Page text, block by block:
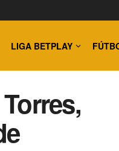
LIGA BETPLAY